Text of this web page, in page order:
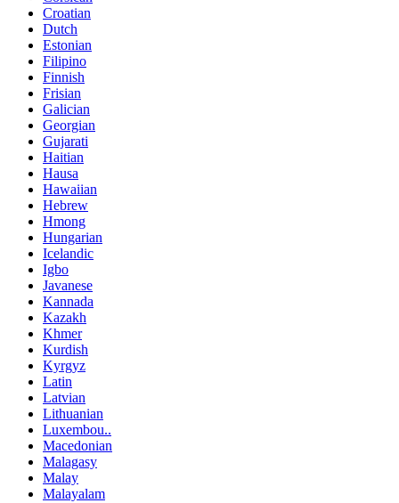
Croatian
Dutch
Estonian
Filipino
Finnish
Frisian
Galician
Georgian
Gujarati
Haitian
Hausa
Hawaiian
Hebrew
Hmong
Hungarian
Icelandic
Igbo
Javanese
Kannada
Kazakh
Khmer
Kurdish
Kyrgyz
Latin
Latvian
Lithuanian
Luxembou..
Macedonian
Malagasy
Malay
Malayalam